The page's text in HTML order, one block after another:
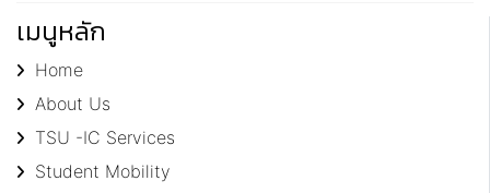
เมนูหลัก
Home
About Us
TSU -IC Services
Student Mobility